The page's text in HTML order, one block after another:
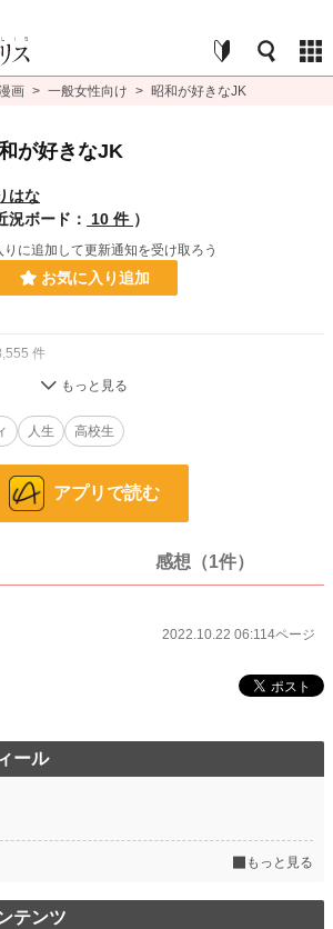
画 > 一般女性向け > 昭和が好きなJK
が好きなJK
はな
況ボード：
10 件 ）
りに追加して更新通知を受け取ろう
お気に入り追加
件
06:11
位)
人生 高校生
アプリで読む
感想（1件）
2022.10.22 06:114ページ
ール
もっと見る
テンツ